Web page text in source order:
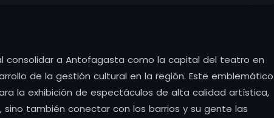
consolidar a Antofagasta como la capital del teatro en
de la gestión cultural en la región. Este emblemático
la exhibición de espectáculos de alta calidad artística,
también conectar con los barrios y su gente las